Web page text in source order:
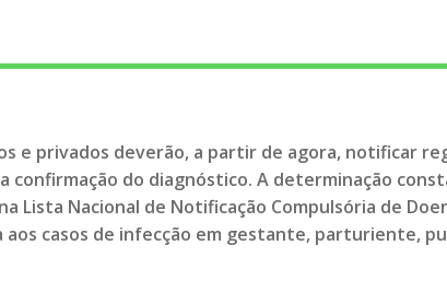
e privados deverão, a partir de agora, notificar
confirmação do diagnóstico. A determinação
Lista Nacional de Notificação Compulsória de
casos de infecção em gestante, parturiente,